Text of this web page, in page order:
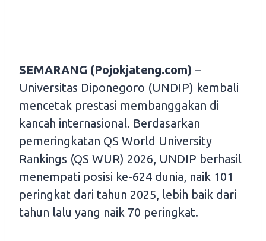
SEMARANG (Pojokjateng.com) –
Universitas Diponegoro (UNDIP) kembali
mencetak prestasi membanggakan di
kancah internasional. Berdasarkan
pemeringkatan QS World University
Rankings (QS WUR) 2026, UNDIP berhasil
menempati posisi ke-624 dunia, naik 101
peringkat dari tahun 2025, lebih baik dari
tahun lalu yang naik 70 peringkat.